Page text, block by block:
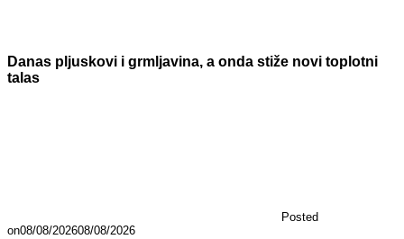
Danas pljuskovi i grmljavina, a onda stiže novi toplotni
talas
Posted
on08/08/202608/08/2026